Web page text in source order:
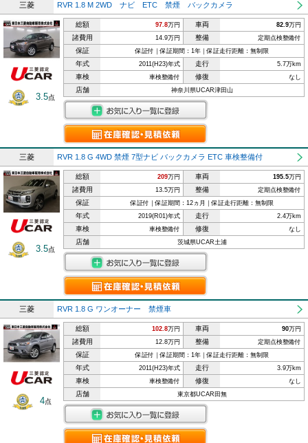
三菱 RVR 1.8 M 2WD ナビ ETC 禁煙 バックカメラ
3.5点
総額 97.8万円 車両 82.9万円
諸費用 14.9万円 整備 定期点検整備付
保証 保証付｜保証期間：1年｜保証走行距離：無制限
年式 2011(H23)年式 走行 5.7万km
車検 車検整備付 修復 なし
店舗 神奈川県UCAR津田山
三菱 RVR 1.8 G 4WD 禁煙 7型ナビ バックカメラ ETC 車検整備付
3.5点
総額 209万円 車両 195.5万円
諸費用 13.5万円 整備 定期点検整備付
保証 保証付｜保証期間：12ヵ月｜保証走行距離：無制限
年式 2019(R01)年式 走行 2.4万km
車検 車検整備付 修復 なし
店舗 茨城県UCAR土浦
三菱 RVR 1.8 G ワンオーナー 禁煙車
4点
総額 102.8万円 車両 90万円
諸費用 12.8万円 整備 定期点検整備付
保証 保証付｜保証期間：1年｜保証走行距離：無制限
年式 2011(H23)年式 走行 3.9万km
車検 車検整備付 修復 なし
店舗 東京都UCAR田無